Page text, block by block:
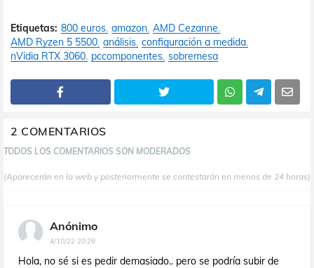
Etiquetas: 800 euros amazon AMD Cezanne
AMD Ryzen 5 5500 análisis configuración a medida
nVidia RTX 3060 pccomponentes sobremesa
2 COMENTARIOS
TODOS LOS COMENTARIOS SON MODERADOS
(Aparecerán en la web y posteriormente se contestarán en menos de 24 horas)
Anónimo
4/10/22 20:26
Hola, no sé si es pedir demasiado.. pero se podría subir de